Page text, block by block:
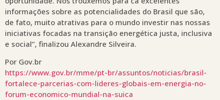
informações sobre as potencialidades do Brasil que são,
de fato, muito atrativas para o mundo investir nas nossas
iniciativas focadas na transição energética justa, inclusiva
e social”, finalizou Alexandre Silveira.
Por Gov.br
https://www.gov.br/mme/pt-br/assuntos/noticias/brasil-
fortalece-parcerias-com-lideres-globais-em-energia-no-
forum-economico-mundial-na-suica